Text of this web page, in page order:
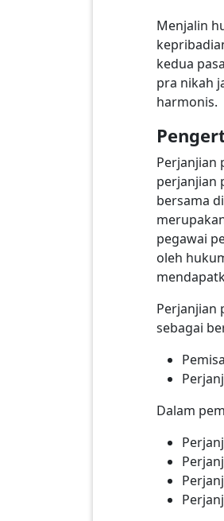
Menjalin
kedua
pra nikah
harmonis.
Perjanjian
perjanjian
bersama
pegawai
oleh
Perjanjian
sebagai
Dalam